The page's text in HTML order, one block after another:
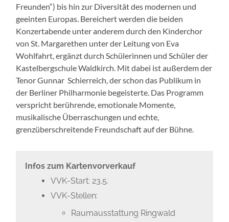
Freunden“) bis hin zur Diversität des modernen und
geeinten Europas. Bereichert werden die beiden
Konzertabende unter anderem durch den Kinderchor
von St. Margarethen unter der Leitung von Eva
Wohlfahrt, ergänzt durch Schülerinnen und Schüler der
Kastelbergschule Waldkirch. Mit dabei ist außerdem der
Tenor Gunnar Schierreich, der schon das Publikum in
der Berliner Philharmonie begeisterte. Das Programm
verspricht berührende, emotionale Momente,
musikalische Überraschungen und echte,
grenzüberschreitende Freundschaft auf der Bühne.
Infos zum Kartenvorverkauf
VVK-Start: 23.5.
VVK-Stellen:
Raumausstattung Ringwald